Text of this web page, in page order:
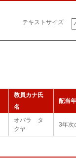
テキストサイズ
教員カナ氏
名
配当
オバラ タ
クヤ
3年次